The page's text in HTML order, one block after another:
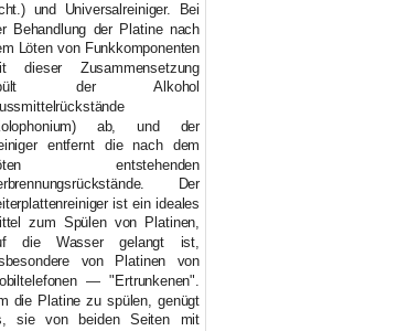
und Universalreiniger. Bei
Behandlung der Platine nach
Löten von Funkkomponenten
dieser Zusammensetzung
der Alkohol
ab, und der
entfernt die nach dem
entstehenden
Der
ist ein ideales
zum Spülen von Platinen,
die Wasser gelangt ist,
von Platinen von
— "Ertrunkenen".
die Platine zu spülen, genügt
sie von beiden Seiten mit